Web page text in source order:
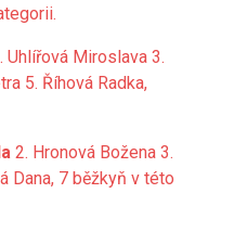
Uhlířová Miroslava 3.
5. Říhová Radka,
2. Hronová Božena 3.
Dana, 7 běžkyň v této